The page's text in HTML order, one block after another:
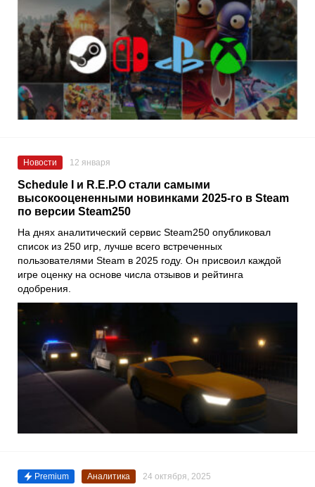
Новости 12 января
Schedule I и R.E.P.O стали самыми
высокооцененными новинками 2025-го в Steam
по версии Steam250
На днях аналитический сервис Steam250 опубликовал
список из 250 игр, лучше всего встреченных
пользователями Steam в 2025 году. Он присвоил каждой
игре оценку на основе числа отзывов и рейтинга
одобрения.
Premium Аналитика 24 октября, 2025